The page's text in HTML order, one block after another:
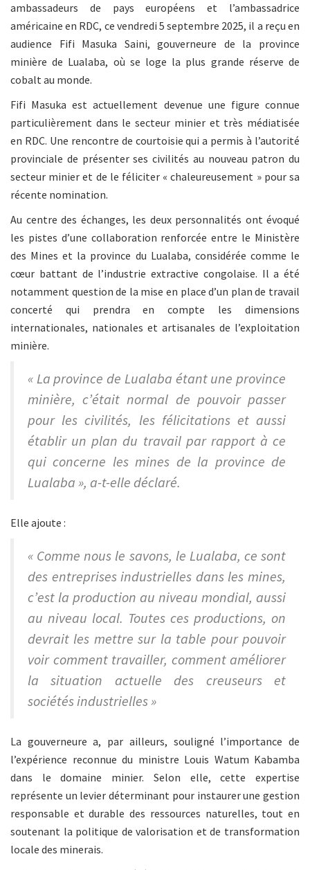
ambassadeurs de pays européens et l’ambassadrice
américaine en RDC, ce vendredi 5 septembre 2025, il a reçu en
audience Fifi Masuka Saini, gouverneure de la province
minière de Lualaba, où se loge la plus grande réserve de
cobalt au monde.
Fifi Masuka est actuellement devenue une figure connue
particulièrement dans le secteur minier et très médiatisée
en RDC. Une rencontre de courtoisie qui a permis à l’autorité
provinciale de présenter ses civilités au nouveau patron du
secteur minier et de le féliciter « chaleureusement » pour sa
récente nomination.
Au centre des échanges, les deux personnalités ont évoqué
les pistes d’une collaboration renforcée entre le Ministère
des Mines et la province du Lualaba, considérée comme le
cœur battant de l’industrie extractive congolaise. Il a été
notamment question de la mise en place d’un plan de travail
concerté qui prendra en compte les dimensions
internationales, nationales et artisanales de l’exploitation
minière.
« La province de Lualaba étant une province
minière, c’était normal de pouvoir passer
pour les civilités, les félicitations et aussi
établir un plan du travail par rapport à ce
qui concerne les mines de la province de
Lualaba », a-t-elle déclaré.
Elle ajoute :
« Comme nous le savons, le Lualaba, ce sont
des entreprises industrielles dans les mines,
c’est la production au niveau mondial, aussi
au niveau local. Toutes ces productions, on
devrait les mettre sur la table pour pouvoir
voir comment travailler, comment améliorer
la situation actuelle des creuseurs et
sociétés industrielles »
La gouverneure a, par ailleurs, souligné l’importance de
l’expérience reconnue du ministre Louis Watum Kabamba
dans le domaine minier. Selon elle, cette expertise
représente un levier déterminant pour instaurer une gestion
responsable et durable des ressources naturelles, tout en
soutenant la politique de valorisation et de transformation
locale des minerais.